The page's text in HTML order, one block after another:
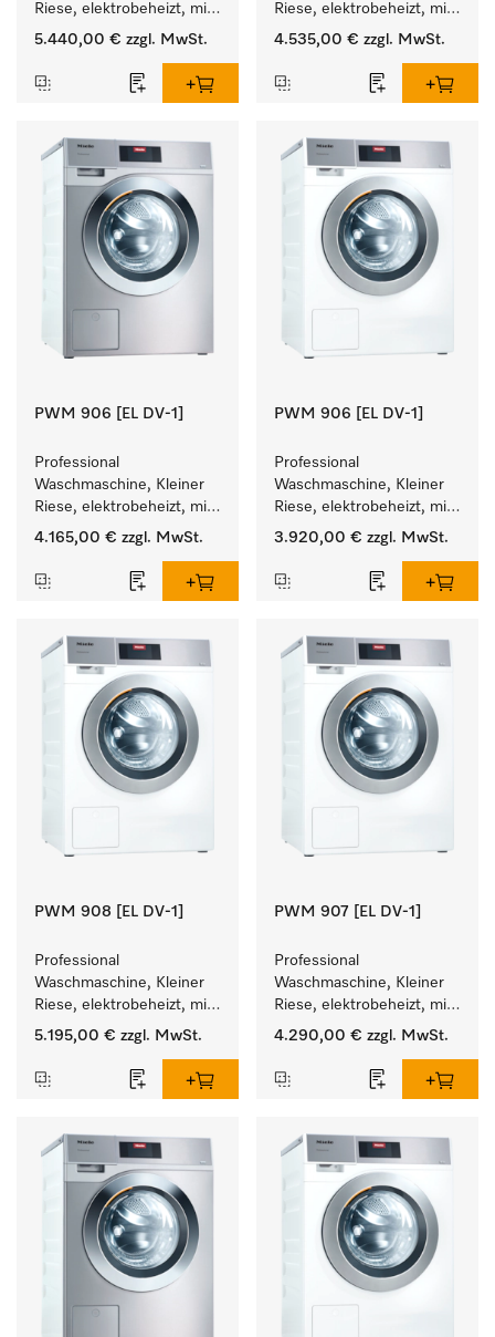
Riese, elektrobeheizt, mit
Ablaufpumpe und
Programmen.
Leistung 8 kg  in 49 min .
5.440,00 € zzgl. MwSt.
Riese, elektrobeheizt, mit
Ablaufventil und
Programmen.
Leistung 7 kg  in 49 min .
4.535,00 € zzgl. MwSt.
PWM 906 [EL DV-1]
Professional
Waschmaschine, Kleiner
Riese, elektrobeheizt, mit
Ablaufventil und
Programmen.
Leistung 6 kg  in 49 min .
4.165,00 € zzgl. MwSt.
PWM 906 [EL DV-1]
Professional
Waschmaschine, Kleiner
Riese, elektrobeheizt, mit
Ablaufventil und
Programmen.
Leistung 6 kg  in 49 min .
3.920,00 € zzgl. MwSt.
PWM 908 [EL DV-1]
Professional
Waschmaschine, Kleiner
Riese, elektrobeheizt, mit
Ablaufventil und
Programmen.
Leistung 8 kg  in 49 min .
5.195,00 € zzgl. MwSt.
PWM 907 [EL DV-1]
Professional
Waschmaschine, Kleiner
Riese, elektrobeheizt, mit
Ablaufventil und
Programmen.
Leistung 7 kg  in 49 min .
4.290,00 € zzgl. MwSt.